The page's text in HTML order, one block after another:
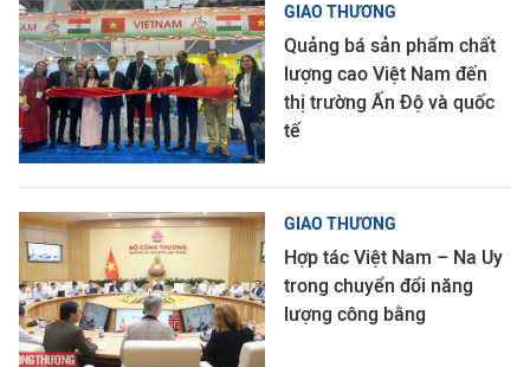
GIAO THƯƠNG
Quảng bá sản phẩm chất
lượng cao Việt Nam đến
thị trường Ấn Độ và quốc
tế
GIAO THƯƠNG
Hợp tác Việt Nam – Na Uy
trong chuyển đổi năng
lượng công bằng